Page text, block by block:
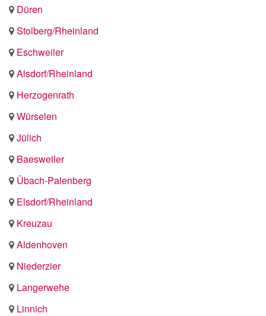
Düren
Stolberg/Rheinland
Eschweiler
Alsdorf/Rheinland
Herzogenrath
Würselen
Jülich
Baesweiler
Übach-Palenberg
Elsdorf/Rheinland
Kreuzau
Aldenhoven
Niederzier
Langerwehe
Linnich